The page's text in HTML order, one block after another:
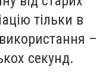
тільки в
–
секунд.